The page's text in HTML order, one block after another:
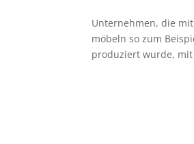
Unternehmen, die
möbeln so zum
produziert wurde,